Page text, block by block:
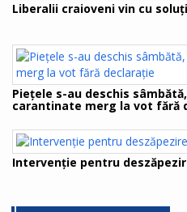
Liberalii craioveni vin cu
Piețele s-au deschis
carantinate merg la vot fără
Intervenție pentru